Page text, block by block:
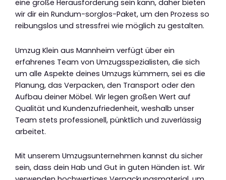
eine große Herausforderung sein kann, daher bieten
wir dir ein Rundum-sorglos-Paket, um den Prozess so
reibungslos und stressfrei wie möglich zu gestalten.
Umzug Klein aus Mannheim verfügt über ein
erfahrenes Team von Umzugsspezialisten, die sich
um alle Aspekte deines Umzugs kümmern, sei es die
Planung, das Verpacken, den Transport oder den
Aufbau deiner Möbel. Wir legen großen Wert auf
Qualität und Kundenzufriedenheit, weshalb unser
Team stets professionell, pünktlich und zuverlässig
arbeitet.
Mit unserem Umzugsunternehmen kannst du sicher
sein, dass dein Hab und Gut in guten Händen ist. Wir